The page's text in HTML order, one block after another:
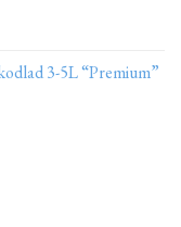
3-5L “Premium”